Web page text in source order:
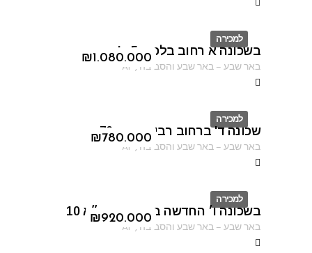
למכירה
ID
₪1.080.000
בשכונה א רחוב בלפור 5 א'
באר שבע–באר שבע והסביבה ,
AF
למכירה
ID
₪780.000
שכונה ד' ברחוב רבי עקיבא 70
באר שבע–באר שבע והסביבה ,
AF
למכירה
ID
₪920.000
בשכונה ו׳ החדשה ברחוב הרמ״א 10
באר שבע–באר שבע והסביבה ,
AF